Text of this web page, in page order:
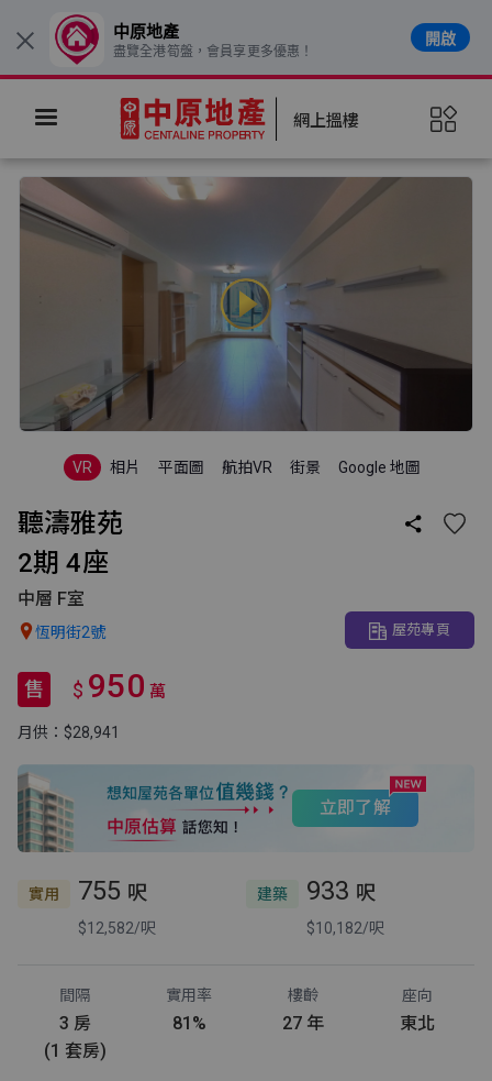
網上搵樓
VR 相片 平面圖 航拍VR 街景 Google 地圖
聽濤雅苑 
2期 4座
中層 F室
恆明街2號 屋苑專頁
售 $ 950 萬
月供：$28,941
立即了解
實用 755 呎
$12,582/呎
建築 933 呎
$10,182/呎
間隔
3 房
(1 套房)
實用率
81%
樓齡
27 年
座向
東北
× 中原地產
盡覽全港筍盤，會員享更多優惠！
開啟